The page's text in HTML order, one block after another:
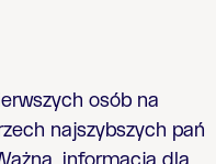
osób na
najszybszych pań